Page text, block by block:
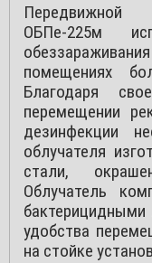
Передвижной
ОБПе-225м
помещениях
Благодаря
перемещении
дезинфекции
облучателя
стали,
Облучатель
удобства
на стойке